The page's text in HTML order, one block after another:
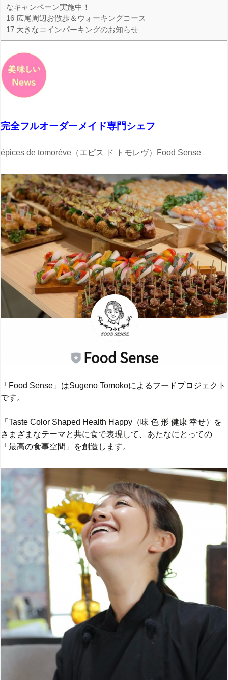
なキャンペーン実施中！
16 広尾周辺お散歩＆ウォーキングコース
17 大きなコインパーキングのお知らせ
完全フルオーダーメイド専門シェフ
épices de tomoréve（エピス ド トモレヴ）Food Sense
「Food Sense」はSugeno Tomokoによるフードプロジェクト
です。
「Taste Color Shaped Health Happy（味 色 形 健康 幸せ）を
さまざまなテーマと共に食で表現して、あたなにとっての
「最高の食事空間」を創造します。